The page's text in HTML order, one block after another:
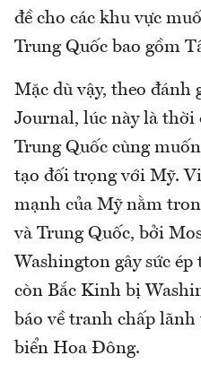
đề cho các khu vực
Trung Quốc bao gồm
Mặc dù vậy, theo đánh
Journal, lúc này là thời
Trung Quốc cùng
tạo đối trọng với Mỹ.
mạnh của Mỹ nằm
và Trung Quốc, bởi
Washington gây sức
còn Bắc Kinh bị
báo về tranh chấp
biển Hoa Đông.